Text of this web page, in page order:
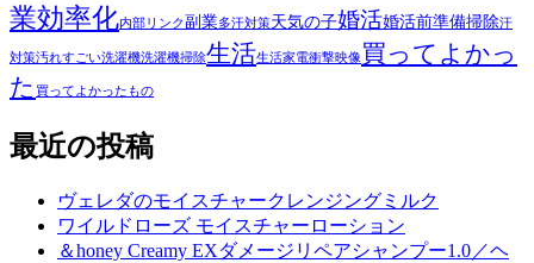
業効率化内部リンク 副業多汗対策天気の子婚活婚活前準備掃除汗
対策汚れすごい洗濯機洗濯機掃除生活生活家電衝撃映像 買ってよかっ
た 買ってよかったもの
最近の投稿
ヴェレダのモイスチャークレンジングミルク
ワイルドローズ モイスチャーローション
＆honey Creamy EXダメージリペアシャンプー1.0／ヘ